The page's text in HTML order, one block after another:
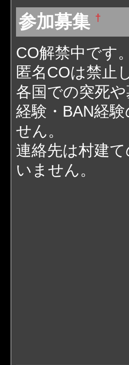
参加募集 †
CO解禁中です
匿名COは禁止
各国での突死
経験・BAN経
せん。
連絡先は村建
いません。